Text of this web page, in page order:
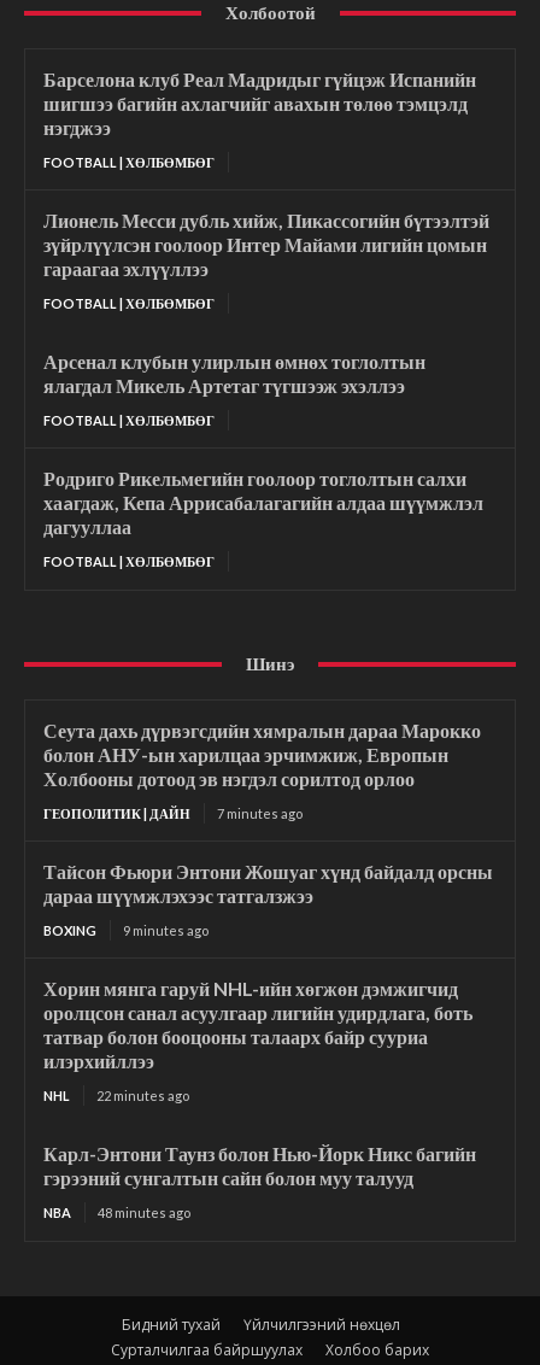
Холбоотой
Барселона клуб Реал Мадридыг гүйцэж Испанийн
шигшээ багийн ахлагчийг авахын төлөө тэмцэлд
нэгджээ
FOOTBALL | ХӨЛБӨМБӨГ
Лионель Месси дубль хийж, Пикассогийн бүтээлтэй
зүйрлүүлсэн гоолоор Интер Майами лигийн цомын
гараагаа эхлүүллээ
FOOTBALL | ХӨЛБӨМБӨГ
Арсенал клубын улирлын өмнөх тоглолтын
ялагдал Микель Артетаг түгшээж эхэллээ
FOOTBALL | ХӨЛБӨМБӨГ
Родриго Рикельмегийн гоолоор тоглолтын салхи
хаaгдаж, Кепа Аррисабалагагийн алдаа шүүмжлэл
дагууллаа
FOOTBALL | ХӨЛБӨМБӨГ
Шинэ
Сеута дахь дүрвэгсдийн хямралын дараа Марокко
болон АНУ-ын харилцаа эрчимжиж, Европын
Холбооны дотоод эв нэгдэл сорилтод орлоо
ГЕОПОЛИТИК | ДАЙН 7 minutes ago
Тайсон Фьюри Энтони Жошуаг хүнд байдалд орсны
дараа шүүмжлэхээс татгалзжээ
BOXING 9 minutes ago
Хорин мянга гаруй NHL-ийн хөгжөн дэмжигчид
оролцсон санал асуулгаар лигийн удирдлага, боть
татвар болон бооцооны талаарх байр сууриа
илэрхийллээ
NHL 22 minutes ago
Карл-Энтони Таунз болон Нью-Йорк Никс багийн
гэрээний сунгалтын сайн болон муу талууд
NBA 48 minutes ago
Бидний тухай
Үйлчилгээний нөхцөл
Сурталчилгаа байршуулах
Холбоо барих